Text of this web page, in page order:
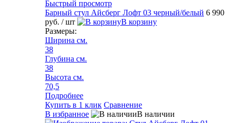
Быстрый просмотр
Барный стул Айсберг Лофт 03 черный/белый 6 990
руб. / шт
В корзину
Размеры:
Ширина см.
38
Глубина см.
38
Высота см.
70,5
Подробнее
Купить в 1 клик Сравнение
В избранное
В наличии